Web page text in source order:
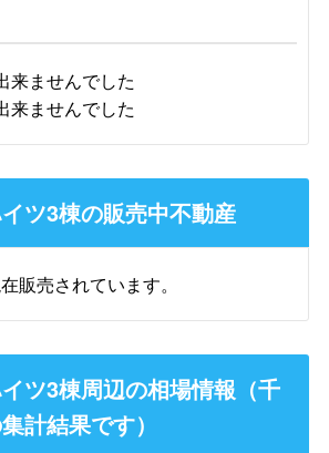
来ませんでした
来ませんでした
ツ3棟の販売中不動産
販売されています。
ツ3棟周辺の相場情報（千
計結果です）